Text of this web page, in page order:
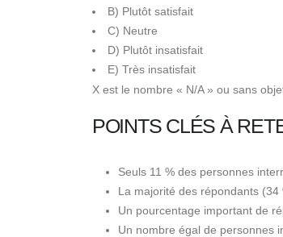
B) Plutôt satisfait
C) Neutre
D) Plutôt insatisfait
E) Très insatisfait
X est le nombre « N/A » ou sans
POINTS CLÉS À
Seuls 11 % des personnes
La majorité des répondants
Un pourcentage important de
Un nombre égal de personnes